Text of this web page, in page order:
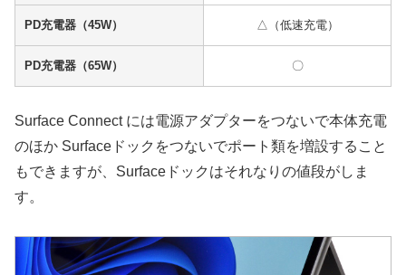
PD充電器（45W） △（低速充電）
PD充電器（65W） 〇
Surface Connect には電源アダプターをつないで本体充電
のほか Surfaceドックをつないでポート類を増設すること
もできますが、Surfaceドックはそれなりの値段がしま
す。